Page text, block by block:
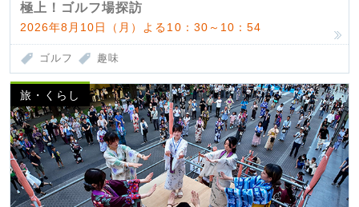
極上！ゴルフ場探訪
2026年8月10日（月）よる10：30～10：54
ゴルフ 趣味
旅・くらし